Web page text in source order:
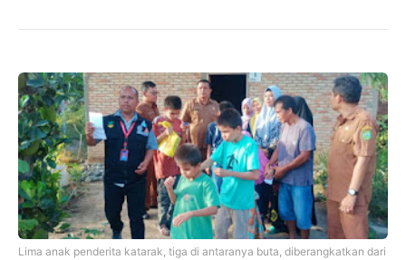
Lima anak penderita katarak, tiga di antaranya buta, diberangkatkan dari